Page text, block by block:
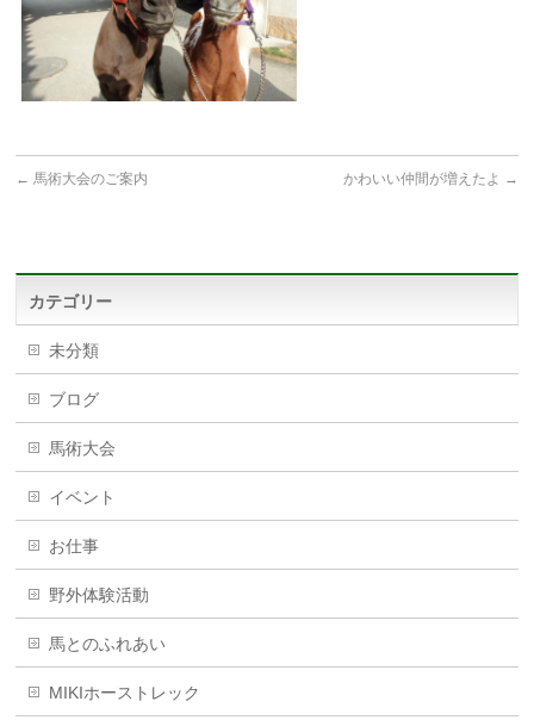
← 馬術大会のご案内 かわいい仲間が増えたよ →
カテゴリー
未分類
ブログ
馬術大会
イベント
お仕事
野外体験活動
馬とのふれあい
MIKIホーストレック